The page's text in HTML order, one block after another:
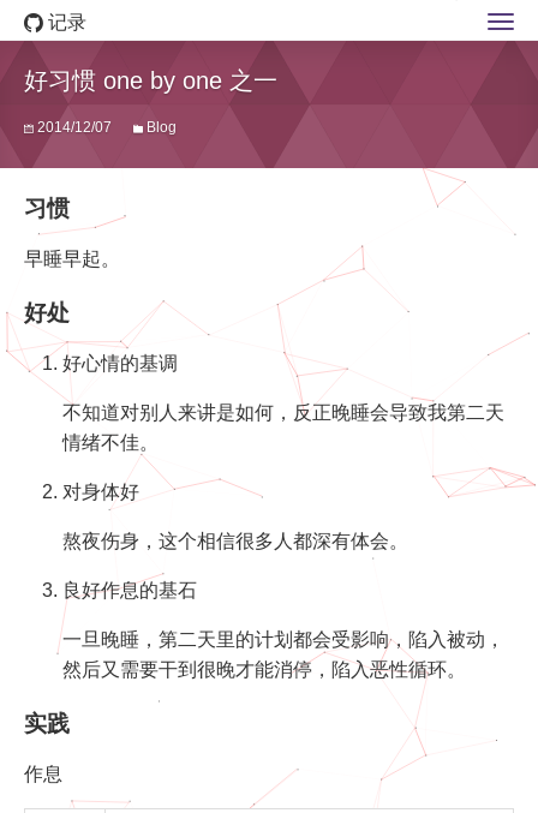
记录
好习惯 one by one 之一
2014/12/07 Blog
习惯
早睡早起。
好处
好心情的基调
不知道对别人来讲是如何，反正晚睡会导致我第二天
情绪不佳。
对身体好
熬夜伤身，这个相信很多人都深有体会。
良好作息的基石
一旦晚睡，第二天里的计划都会受影响，陷入被动，
然后又需要干到很晚才能消停，陷入恶性循环。
实践
作息